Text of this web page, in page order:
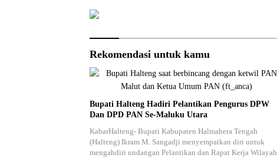
Rekomendasi untuk kamu
Bupati Halteng Hadiri Pelantikan Pengurus DPW
Dan DPD PAN Se-Maluku Utara
KabarHalteng- Bupati Kabupaten Halmahera Tengah
(Halteng) Ikram M. Sangadji menyempatkan diri untuk
mengahdiri undangan Pelantikan dan Rapat Kerja Wilayah